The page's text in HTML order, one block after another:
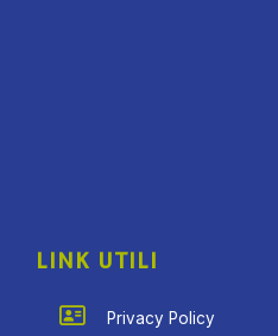
LINK UTILI
Privacy Policy